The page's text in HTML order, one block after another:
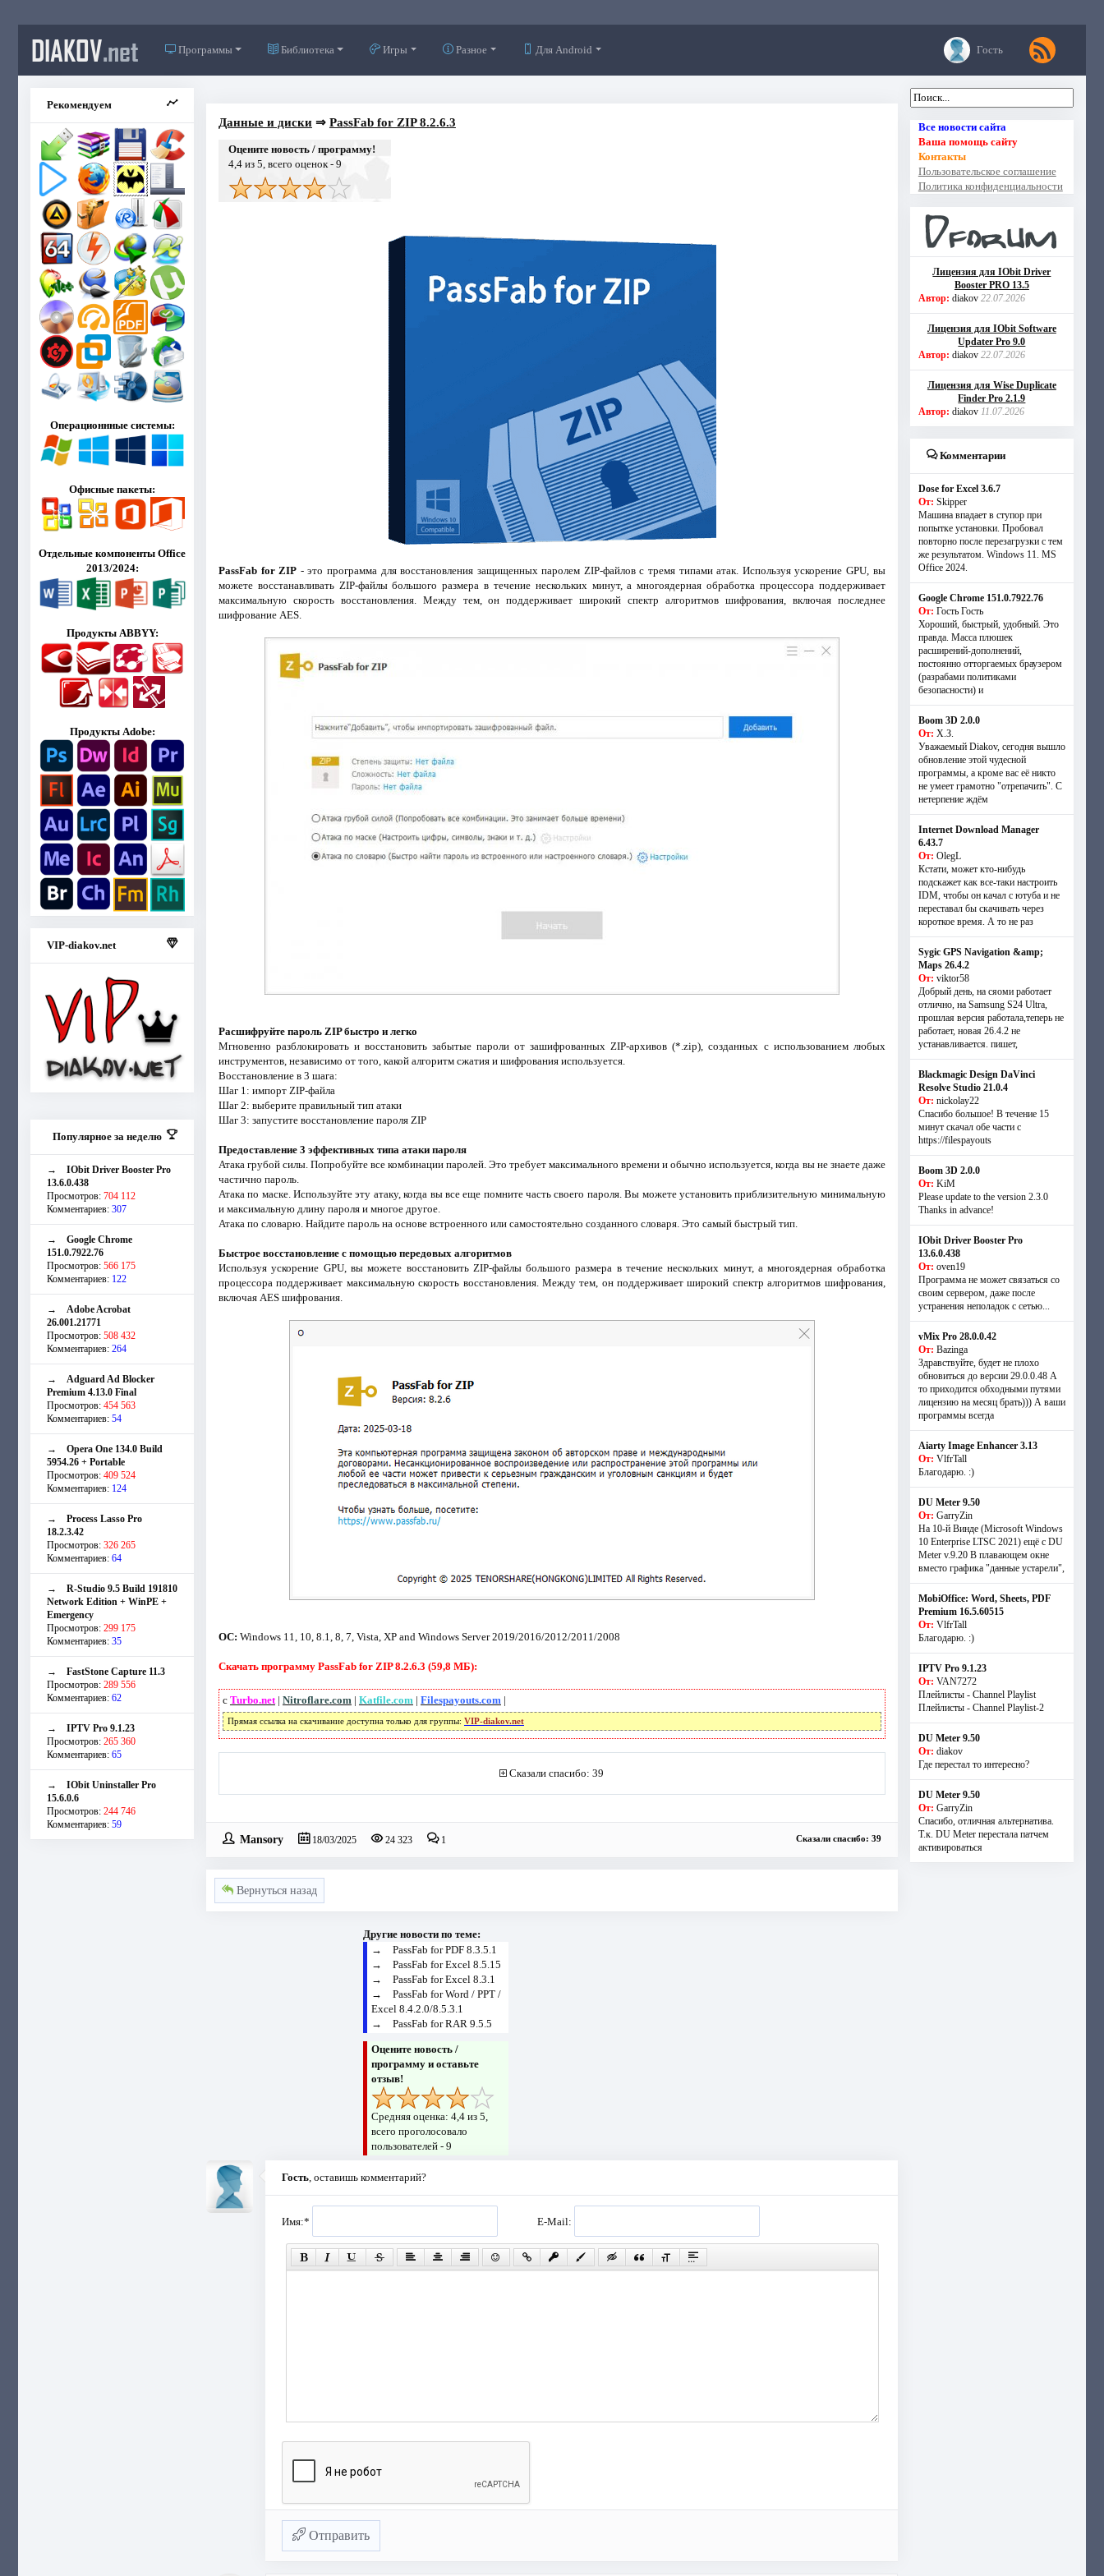
DIAKOV.net Программы Библиотека Игры Разное Для Android Гость
Рекомендуем
Операционнные системы:
Офисные пакеты:
Отдельные компоненты Office
2013/2024:
Продукты ABBYY:
Продукты Adobe:
VIP-diakov.net
Популярное за неделю
→ IObit Driver Booster Pro
13.6.0.438
Просмотров: 704 112
Комментариев: 307
→ Google Chrome
151.0.7922.76
Просмотров: 566 175
Комментариев: 122
→ Adobe Acrobat
26.001.21771
Просмотров: 508 432
Комментариев: 264
→ Adguard Ad Blocker
Premium 4.13.0 Final
Просмотров: 454 563
Комментариев: 54
→ Opera One 134.0 Build
5954.26 + Portable
Просмотров: 409 524
Комментариев: 124
→ Process Lasso Pro
18.2.3.42
Просмотров: 326 265
Комментариев: 64
→ R-Studio 9.5 Build 191810
Network Edition + WinPE +
Emergency
Просмотров: 299 175
Комментариев: 35
→ FastStone Capture 11.3
Просмотров: 289 556
Комментариев: 62
→ IPTV Pro 9.1.23
Просмотров: 265 360
Комментариев: 65
→ IObit Uninstaller Pro
15.6.0.6
Просмотров: 244 746
Комментариев: 59
Данные и диски⇒ PassFab for ZIP 8.2.6.3
Оцените новость / программу!
4,4из 5, всего оценок - 9
PassFab for ZIP - это программа для восстановления защищенных паролем ZIP-файлов с тремя типами атак. Используя ускорение GPU, вы
можете восстанавливать ZIP-файлы большого размера в течение нескольких минут, а многоядерная обработка процессора поддерживает
максимальную скорость восстановления. Между тем, он поддерживает широкий спектр алгоритмов шифрования, включая последнее
шифрование AES.
Расшифруйте пароль ZIP быстро и легко
Мгновенно разблокировать и восстановить забытые пароли от зашифрованных ZIP-архивов (*.zip), созданных с использованием любых
инструментов, независимо от того, какой алгоритм сжатия и шифрования используется.
Восстановление в 3 шага:
Шаг 1: импорт ZIP-файла
Шаг 2: выберите правильный тип атаки
Шаг 3: запустите восстановление пароля ZIP
Предоставление 3 эффективных типа атаки пароля
Атака грубой силы. Попробуйте все комбинации паролей. Это требует максимального времени и обычно используется, когда вы не знаете даже
частично пароль.
Атака по маске. Используйте эту атаку, когда вы все еще помните часть своего пароля. Вы можете установить приблизительную минимальную
и максимальную длину пароля и многое другое.
Атака по словарю. Найдите пароль на основе встроенного или самостоятельно созданного словаря. Это самый быстрый тип.
Быстрое восстановление с помощью передовых алгоритмов
Используя ускорение GPU, вы можете восстановить ZIP-файлы большого размера в течение нескольких минут, а многоядерная обработка
процессора поддерживает максимальную скорость восстановления. Между тем, он поддерживает широкий спектр алгоритмов шифрования,
включая AES шифрования.
ОС: Windows 11, 10, 8.1, 8, 7, Vista, XP and Windows Server 2019/2016/2012/2011/2008
Скачать программу PassFab for ZIP 8.2.6.3 (59,8 МБ):
с Turbo.net| Nitroflare.com | Katfile.com | Filespayouts.com |
Прямая ссылка на скачивание доступна только для группы: VIP-diakov.net
Сказали спасибо: 39
Mansory 18/03/2025 24 323 1 Сказали спасибо: 39
Вернуться назад
Другие новости по теме:
→ PassFab for PDF 8.3.5.1
→ PassFab for Excel 8.5.15
→ PassFab for Excel 8.3.1
→ PassFab for Word / PPT /
Excel 8.4.2.0/8.5.3.1
→ PassFab for RAR 9.5.5
Оцените новость /
программу и оставьте
отзыв!
Средняя оценка: 4,4из 5,
всего проголосовало
пользователей - 9
Гость, оставишь комментарий?
Имя:* E-Mail:
Отправить
Все новости сайта
Ваша помощь сайту
Контакты
Пользовательское соглашение
Политика конфиденциальности
Лицензия для IObit Driver
Booster PRO 13.5
Автор: diakov 22.07.2026
Лицензия для IObit Software
Updater Pro 9.0
Автор: diakov 22.07.2026
Лицензия для Wise Duplicate
Finder Pro 2.1.9
Автор: diakov 11.07.2026
Комментарии
Dose for Excel 3.6.7
От: Skipper
Машина впадает в ступор при
попытке установки. Пробовал
повторно после перезагрузки с тем
же результатом. Windows 11. MS
Offiсe 2024.
Google Chrome 151.0.7922.76
От: Гость Гость
Хороший, быстрый, удобный. Это
правда. Масса плюшек
расширений-дополнений,
постоянно отторгаемых браузером
(разрабами политиками
безопасности) и
Boom 3D 2.0.0
От: Х.З.
Уважаемый Diakov, сегодня вышло
обновление этой чудесной
программы, а кроме вас её никто
не умеет грамотно "отрепачить". С
нетерпение ждём
Internet Download Manager
6.43.7
От: OlegL
Кстати, может кто-нибудь
подскажет как все-таки настроить
IDM, чтобы он качал с ютуба и не
переставал бы скачивать через
короткое время. А то не раз
Sygic GPS Navigation &amp;
Maps 26.4.2
От: viktor58
Добрый день, на сяоми работает
отлично, на Samsung S24 Ultra,
прошлая версия работала,теперь не
работает, новая 26.4.2 не
устанавливается. пишет,
Blackmagic Design DaVinci
Resolve Studio 21.0.4
От: nickolay22
Спасибо большое! В течение 15
минут скачал обе части с
https://filespayouts
Boom 3D 2.0.0
От: KiM
Please update to the version 2.3.0
Thanks in advance!
IObit Driver Booster Pro
13.6.0.438
От: oven19
Программа не может связаться со
своим сервером, даже после
устранения неполадок с сетью...
vMix Pro 28.0.0.42
От: Bazinga
Здравствуйте, будет не плохо
обновиться до версии 29.0.0.48 А
то приходится обходными путями
лицензию на месяц брать))) А ваши
программы всегда
Aiarty Image Enhancer 3.13
От: VlfrTall
Благодарю. :)
DU Meter 9.50
От: GarryZin
На 10-й Винде (Microsoft Windows
10 Enterprise LTSC 2021) ещё с DU
Meter v.9.20 В плавающем окне
вместо графика "данные устарели",
MobiOffice: Word, Sheets, PDF
Premium 16.5.60515
От: VlfrTall
Благодарю. :)
IPTV Pro 9.1.23
От: VAN7272
Плейлисты - Channel Playlist
Плейлисты - Channel Playlist-2
DU Meter 9.50
От: diakov
Где перестал то интересно?
DU Meter 9.50
От: GarryZin
Спасибо, отличная альтернатива.
Т.к. DU Meter перестала патчем
активироваться